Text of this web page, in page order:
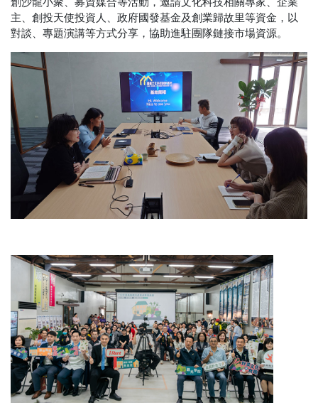
主、創投天使投資人、政府國發基金及創業歸故里等資金，以
對談、專題演講等方式分享，協助進駐團隊鏈接市場資源。